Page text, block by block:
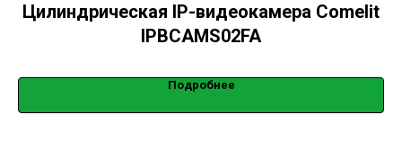
Цилиндрическая IP-видеокамера Comelit
IPBCAMS02FA
Подробнее